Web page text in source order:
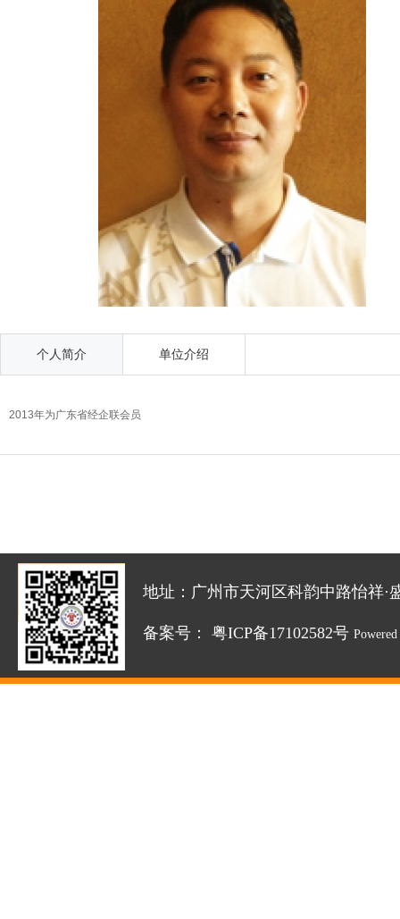
个人简介 单位介绍
2013年为广东省经企联会员
地址：广州市天河区科韵中路怡祥·
备案号： 粤ICP备17102582号